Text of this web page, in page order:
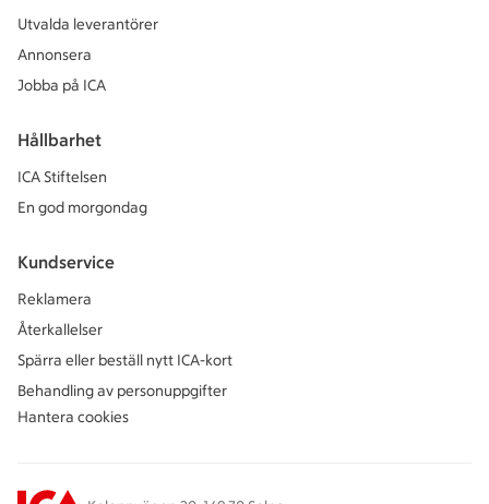
Utvalda leverantörer
Annonsera
Jobba på ICA
Hållbarhet
ICA Stiftelsen
En god morgondag
Kundservice
Reklamera
Återkallelser
Spärra eller beställ nytt ICA-kort
Behandling av personuppgifter
Hantera cookies